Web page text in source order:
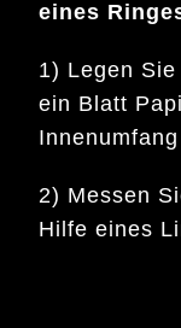
eines
1) Legen
ein Blatt
2) Messen
Hilfe eines